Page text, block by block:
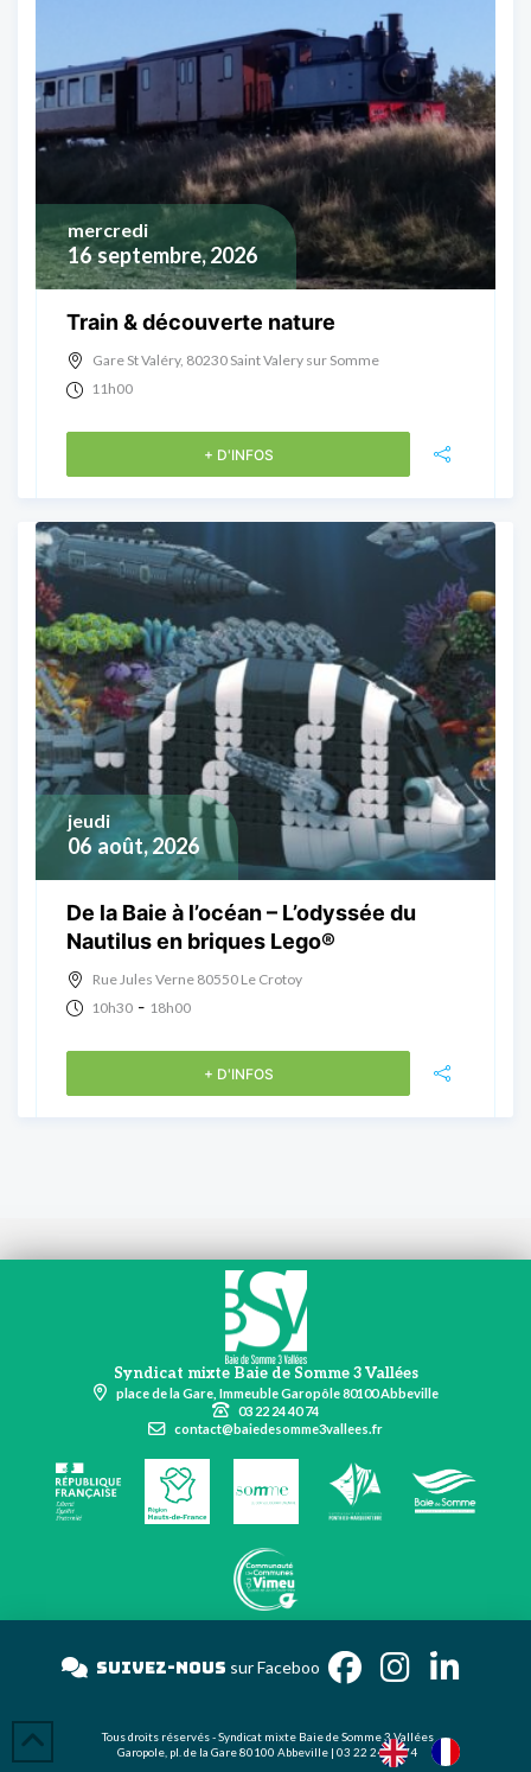
16 septembre, 2026
mercredi
Train & découverte nature
Gare St Valéry, 80230 Saint Valery sur Somme
11h00
+ D'INFOS
06 août, 2026
jeudi
De la Baie à l’océan – L’odyssée du
Nautilus en briques Lego®
Rue Jules Verne 80550 Le Crotoy
10h30 - 18h00
+ D'INFOS
Syndicat mixte Baie de Somme 3 Vallées
place de la Gare, Immeuble Garopôle 80100 Abbeville
03 22 24 40 74
contact@baiedesomme3vallees.fr
Suivez-noussur Face
Tous droits réservés - Syndicat mixte Baie de Somme 3 Vallées
Garopole, pl. de la Gare 80100 Abbeville | 03 22 24 40 74